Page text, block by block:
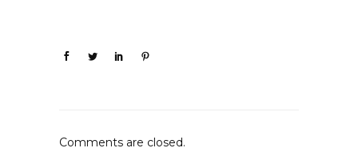
Comments are closed.